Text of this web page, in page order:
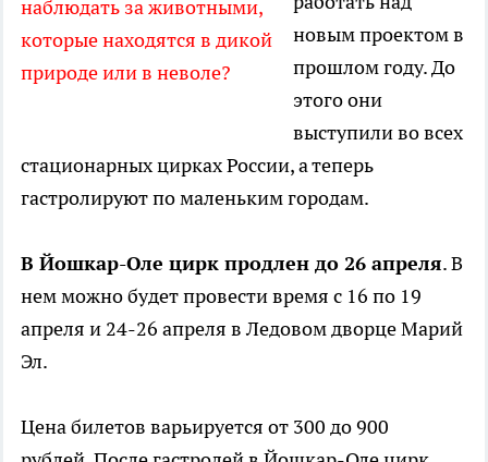
наблюдать за животными,
которые находятся в дикой
природе или в неволе?
новым проектом в
прошлом году. До
этого они
выступили во всех
стационарных цирках России, а теперь
гастролируют по маленьким городам.
В Йошкар-Оле цирк продлен до 26 апреля. В
нем можно будет провести время с 16 по 19
апреля и 24-26 апреля в Ледовом дворце Марий
Эл.
Цена билетов варьируется от 300 до 900